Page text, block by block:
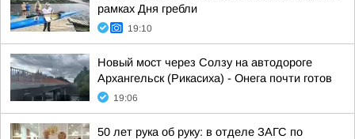
рамках Дня гребли
19:10
Новый мост через Солзу на автодороге
Архангельск (Рикасиха) - Онега почти готов
19:06
50 лет рука об руку: в отделе ЗАГС по